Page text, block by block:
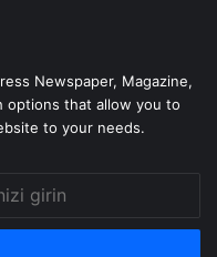
Newspaper, Magazine,
options that allow you to
to your needs.